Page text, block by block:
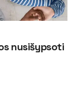
nusišypsoti